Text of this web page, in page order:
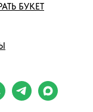
БУКЕТ